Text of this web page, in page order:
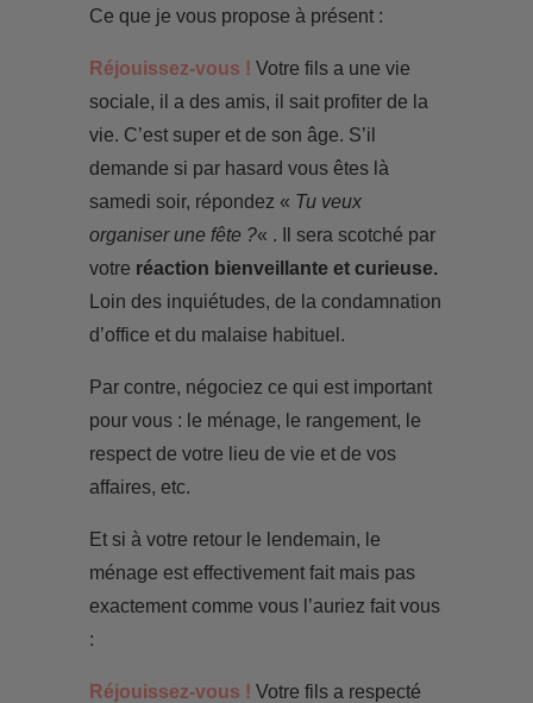
Ce que je vous propose à présent :
Réjouissez-vous ! Votre fils a une vie
sociale, il a des amis, il sait profiter de la
vie. C’est super et de son âge. S’il
demande si par hasard vous êtes là
samedi soir, répondez « Tu veux
organiser une fête ?« . Il sera scotché par
votre réaction bienveillante et curieuse.
Loin des inquiétudes, de la condamnation
d’office et du malaise habituel.
Par contre, négociez ce qui est important
pour vous : le ménage, le rangement, le
respect de votre lieu de vie et de vos
affaires, etc.
Et si à votre retour le lendemain, le
ménage est effectivement fait mais pas
exactement comme vous l’auriez fait vous
:
Réjouissez-vous ! Votre fils a respecté